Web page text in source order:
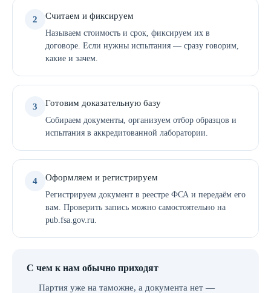
2 Считаем и фиксируем
Называем стоимость и срок, фиксируем их в
договоре. Если нужны испытания — сразу говорим,
какие и зачем.
3 Готовим доказательную базу
Собираем документы, организуем отбор образцов и
испытания в аккредитованной лаборатории.
4 Оформляем и регистрируем
Регистрируем документ в реестре ФСА и передаём его
вам. Проверить запись можно самостоятельно на
pub.fsa.gov.ru.
С чем к нам обычно приходят
Партия уже на таможне, а документа нет —